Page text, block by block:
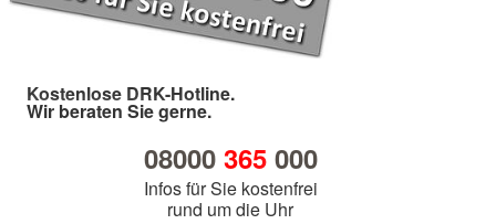
Kostenlose DRK-Hotline.
Wir beraten Sie gerne.
08000 365000
Infos für Sie kostenfrei
rund um die Uhr